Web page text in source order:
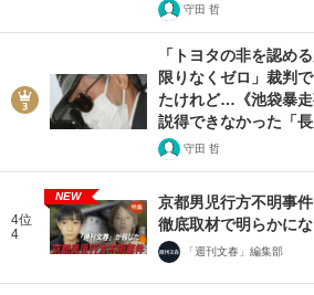
守田 哲
「トヨタの非を認め
限りなくゼロ」裁判
たけれど…《池袋暴
説得できなかった「長
守田 哲
4位
4
NEW
京都男児行方不明事
徹底取材で明らかに
「週刊文春」編集部